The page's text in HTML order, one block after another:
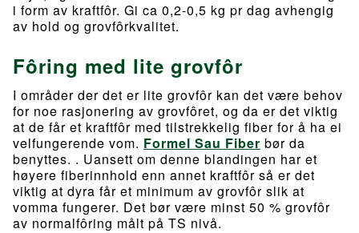
i form av kraftfôr. Gi ca 0,2-0,5 kg pr dag avhengig
av hold og grovfôrkvalitet.
Fôring med lite grovfôr
I områder der det er lite grovfôr kan det være behov
for noe rasjonering av grovfôret, og da er det viktig
at de får et kraftfôr med tilstrekkelig fiber for å ha ei
velfungerende vom. Formel Sau Fiber bør da
benyttes. . Uansett om denne blandingen har et
høyere fiberinnhold enn annet kraftfôr så er det
viktig at dyra får et minimum av grovfôr slik at
vomma fungerer. Det bør være minst 50 % grovfôr
av normalfôring målt på TS nivå.